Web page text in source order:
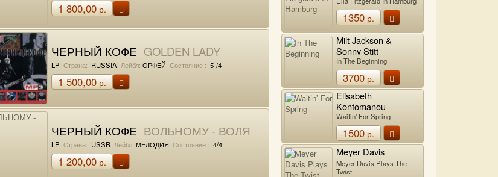
1 800,00р.
ЧЕРНЫЙ КОФЕ GOLDEN LADY
LP Страна: RUSSIA Лейбл: ОРФЕЙ Состояние : 5-/4
1 500,00р.
ЧЕРНЫЙ КОФЕ ВОЛЬНОМУ - ВОЛЯ
LP Страна: USSR Лейбл: МЕЛОДИЯ Состояние : 4/4
1 200,00р.
1350р.
Milt Jackson &
Sonny Stitt
In The Beginning
3700р.
Elisabeth
Kontomanou
Waitin' For Spring
1500р.
Meyer Davis
Meyer Davis Plays The
Twist